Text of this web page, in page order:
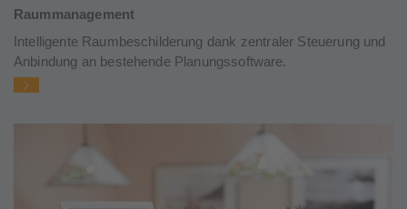
Raummanagement
Intelligente Raumbeschilderung dank zentraler Steuerung und
Anbindung an bestehende Planungssoftware.